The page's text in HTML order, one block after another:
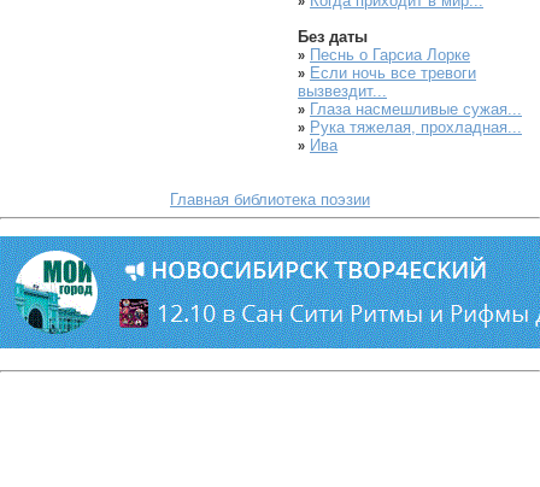
Без даты
» Песнь о Гарсиа Лорке
» Если ночь все тревоги
вызвездит...
» Глаза насмешливые сужая...
» Рука тяжелая, прохладная...
» Ива
Главная библиотека поэзии